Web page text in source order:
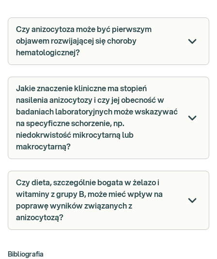
Czy anizocytoza może być pierwszym
objawem rozwijającej się choroby
hematologicznej?
Jakie znaczenie kliniczne ma stopień
nasilenia anizocytozy i czy jej obecność w
badaniach laboratoryjnych może wskazywać
na specyficzne schorzenie, np.
niedokrwistość mikrocytarną lub
makrocytarną?
Czy dieta, szczególnie bogata w żelazo i
witaminy z grupy B, może mieć wpływ na
poprawę wyników związanych z
anizocytozą?
Bibliografia